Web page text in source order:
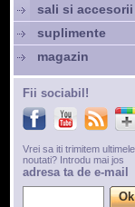
sali si accesorii
suplimente
magazin
Fii sociabil!
Vrei sa iti trimitem ultimele
noutati? Introdu mai jos
adresa ta de e-mail